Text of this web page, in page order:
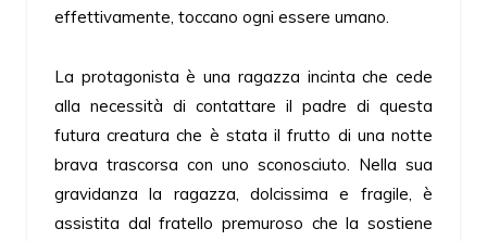
effettivamente, toccano ogni essere umano.
La protagonista è una ragazza incinta che cede
alla necessità di contattare il padre di questa
futura creatura che è stata il frutto di una notte
brava trascorsa con uno sconosciuto. Nella sua
gravidanza la ragazza, dolcissima e fragile, è
assistita dal fratello premuroso che la sostiene